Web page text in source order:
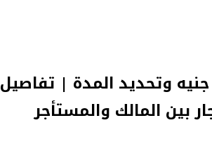
الإيجار القديم 2000 جنيه وتحديد المدة | تفاصيل
بين المالك والمستأجر